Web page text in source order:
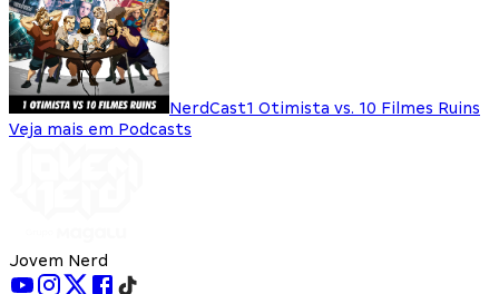
NerdCast1 Otimista vs. 10 Filmes Ruins
Veja mais em Podcasts
Jovem Nerd